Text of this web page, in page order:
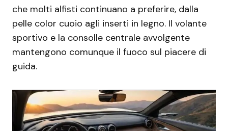
che molti alfisti continuano a preferire, dalla
pelle color cuoio agli inserti in legno. Il volante
sportivo e la consolle centrale avvolgente
mantengono comunque il fuoco sul piacere di
guida.